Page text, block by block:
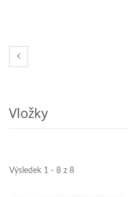
Vložky
Výsledek 1 - 8 z 8